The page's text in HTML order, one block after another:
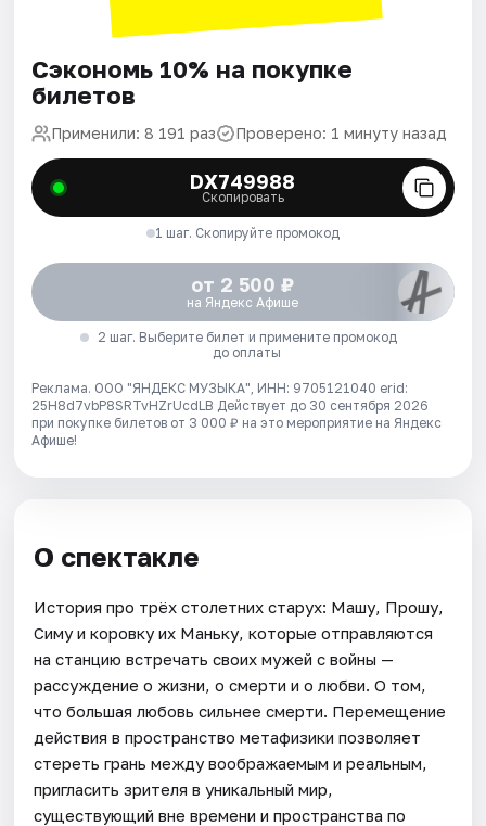
Сэкономь 10% на покупке
билетов
Применили: 8 191 раз Проверено: 1 минуту назад
DX749988
Скопировать
1 шаг. Скопируйте промокод
от 2 500 ₽
на Яндекс Афише
2 шаг. Выберите билет и примените промокод
до оплаты
Реклама. ООО "ЯНДЕКС МУЗЫКА", ИНН: 9705121040 erid:
25H8d7vbP8SRTvHZrUcdLB Действует до 30 сентября 2026
при покупке билетов от 3 000 ₽ на это мероприятие на Яндекс
Афише!
О спектакле
История про трёх столетних старух: Машу, Прошу,
Симу и коровку их Маньку, которые отправляются
на станцию встречать своих мужей с войны —
рассуждение о жизни, о смерти и о любви. О том,
что большая любовь сильнее смерти. Перемещение
действия в пространство метафизики позволяет
стереть грань между воображаемым и реальным,
пригласить зрителя в уникальный мир,
существующий вне времени и пространства по